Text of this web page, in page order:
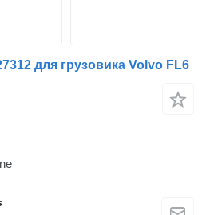
для грузовика Volvo FL6